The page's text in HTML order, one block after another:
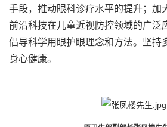
手段，推动眼科诊疗水平的提升；加
前沿科技在儿童近视防控领域的广泛
倡导科学用眼护眼理念和方法。坚持
身心健康。